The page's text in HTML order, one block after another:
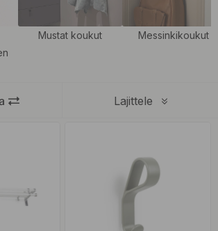
tuovat pehmeää ja leikkisää tunnelmaa, ja
esimerkiksi kylpyhuoneeseen tai
juuri sinun sisustustyyliisi.
jotka tekevät suuren eron. Tutustu
koukut, jotka viimeistelevät kotisi ilmeen!
Mustat koukut Messinkikoukut
Lajittele